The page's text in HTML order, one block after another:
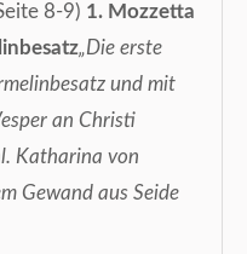
8-9) 1. Mozzetta
„Die erste
und mit
an Christi
Katharina von
Gewand aus Seide